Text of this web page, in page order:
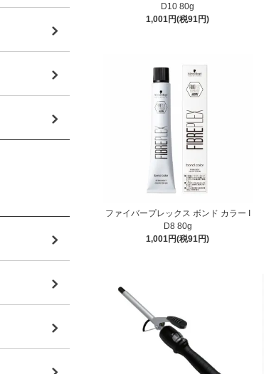
D10 80g
1,001円(税91円)
ファイバープレックス ボンド カラー I
D8 80g
1,001円(税91円)